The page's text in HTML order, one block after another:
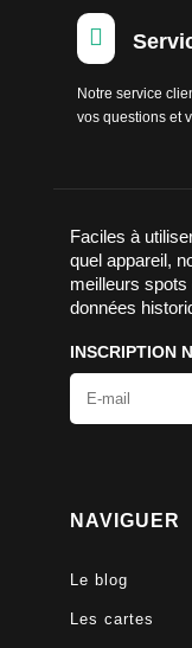

Notre service
vos questions et
Faciles à
quel appareil,
meilleurs spots
données
INSCRIPTION
NAVIGUER
Le blog
Les cartes